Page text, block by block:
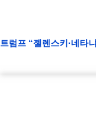
트럼프 “젤렌스키·네타